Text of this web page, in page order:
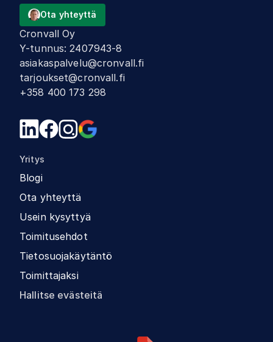
Ota yhteyttä
Cronvall Oy
Y-tunnus:2407943-8
asiakaspalvelu@cronvall.fi
tarjoukset@cronvall.fi
+358 400 173 298
Yritys
Blogi
Ota yhteyttä
Usein kysyttyä
Toimitusehdot
Tietosuojakäytäntö
Toimittajaksi
Hallitse evästeitä